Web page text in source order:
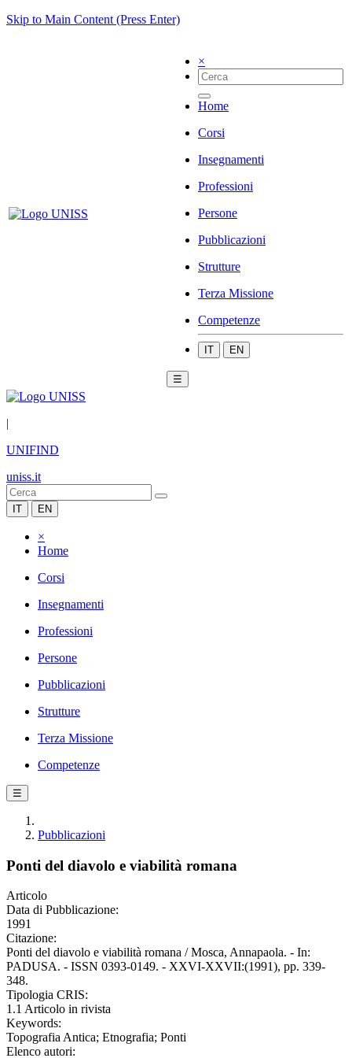
Skip to Main Content (Press Enter)
×
Home
Corsi
Insegnamenti
Professioni
Persone
Pubblicazioni
Strutture
Terza Missione
Competenze
IT EN
☰
|
UNIFIND
uniss.it
IT EN
×
Home
Corsi
Insegnamenti
Professioni
Persone
Pubblicazioni
Strutture
Terza Missione
Competenze
☰
Pubblicazioni
Ponti del diavolo e viabilità romana
Articolo
Data di Pubblicazione:
1991
Citazione:
Ponti del diavolo e viabilità romana / Mosca, Annapaola. - In:
PADUSA. - ISSN 0393-0149. - XXVI-XXVII:(1991), pp. 339-
348.
Tipologia CRIS:
1.1 Articolo in rivista
Keywords:
Topografia Antica; Etnografia; Ponti
Elenco autori: